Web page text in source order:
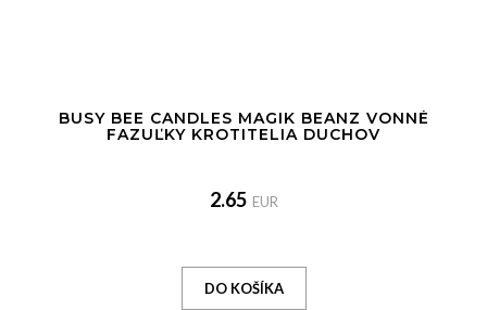
BUSY BEE CANDLES MAGIK BEANZ VONNÉ
FAZUĽKY KROTITELIA DUCHOV
2.65 EUR